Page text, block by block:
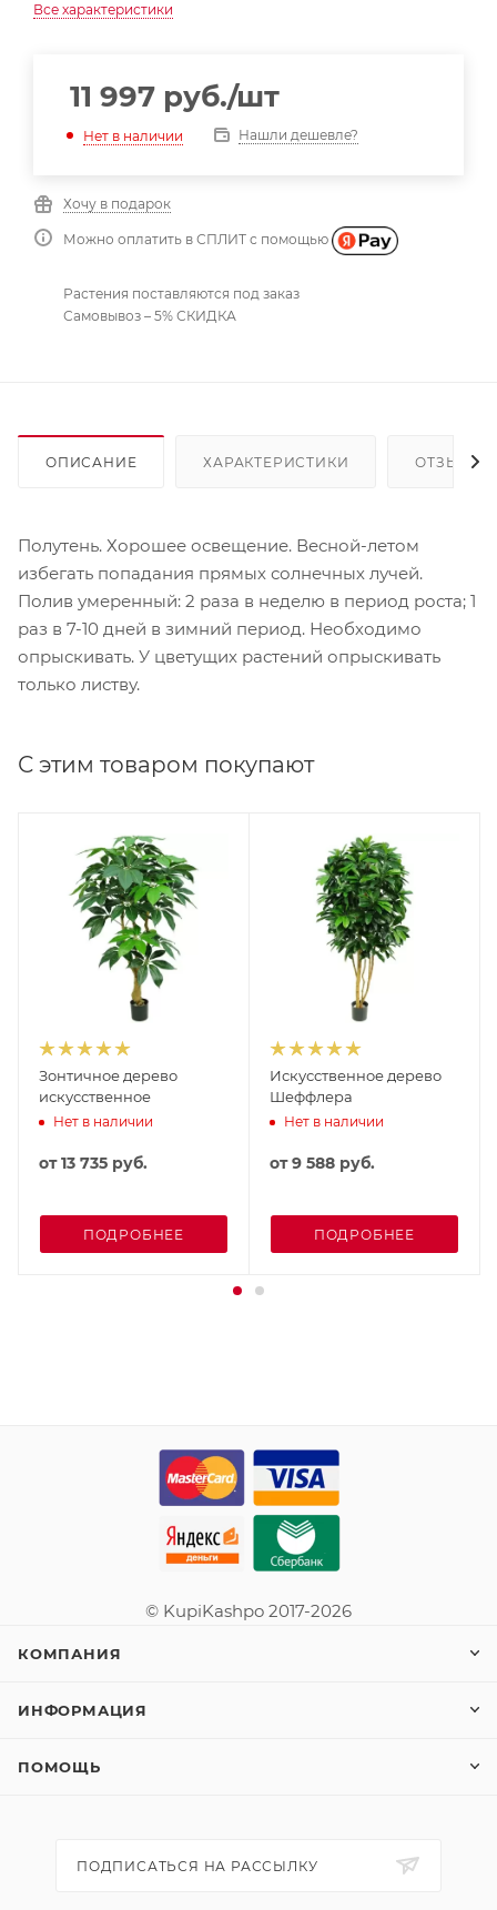
Все характеристики
11 997 руб./шт
Нет в наличии Нашли дешевле?
Хочу в подарок
Можно оплатить в СПЛИТ с помощью
Растения поставляются под заказ
Самовывоз – 5% СКИДКА
ОПИСАНИЕ ХАРАКТЕРИСТИКИ ОТЗЫВЫ
Полутень. Хорошее освещение. Весной-летом
избегать попадания прямых солнечных лучей.
Полив умеренный: 2 раза в неделю в период роста; 1
раз в 7-10 дней в зимний период. Необходимо
опрыскивать. У цветущих растений опрыскивать
только листву.
С этим товаром покупают
Зонтичное дерево
искусственное
Нет в наличии
от13 735 руб.
ПОДРОБНЕЕ
Искусственное дерево
Шеффлера
Нет в наличии
от9 588 руб.
ПОДРОБНЕЕ
© KupiKashpo 2017-2026
КОМПАНИЯ
ИНФОРМАЦИЯ
ПОМОЩЬ
ПОДПИСАТЬСЯ НА РАССЫЛКУ